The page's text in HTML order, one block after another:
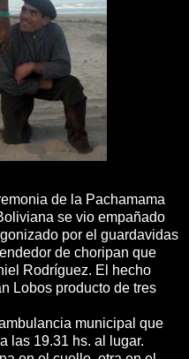
de la Pachamama
se vio empañado
por el guardavidas
de choripan que
Rodríguez. El hecho
Lobos producto de tres
municipal que
las 19.31 hs. al lugar.